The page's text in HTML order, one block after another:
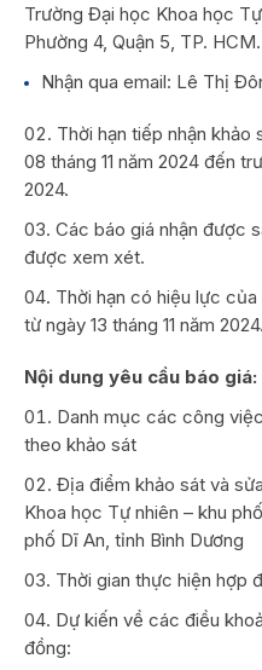
Trường Đại học Khoa học
Phường 4, Quận 5, TP.
Nhận qua email: Lê Thị
Thời hạn tiếp nhận
08 tháng 11 năm 2024 đến
2024.
Các báo giá nhận được
được xem xét.
Thời hạn có hiệu lực
từ ngày 13 tháng 11 năm 2024.
Nội dung yêu cầu báo giá:
Danh mục các công
theo khảo sát
Địa điểm khảo sát và
Khoa học Tự nhiên – khu
phố Dĩ An, tỉnh Bình Dương
Thời gian thực hiện hợp
Dự kiến về các điều
đồng: